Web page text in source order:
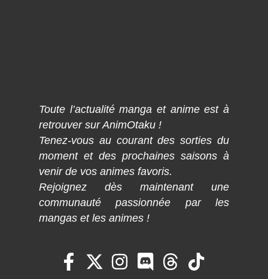
Toute l’actualité manga et anime est à
retrouver sur AnimOtaku !
Tenez-vous au courant des sorties du
moment et des prochaines saisons à
venir de vos animes favoris.
Rejoignez dès maintenant une
communauté passionnée par les
mangas et les animes !